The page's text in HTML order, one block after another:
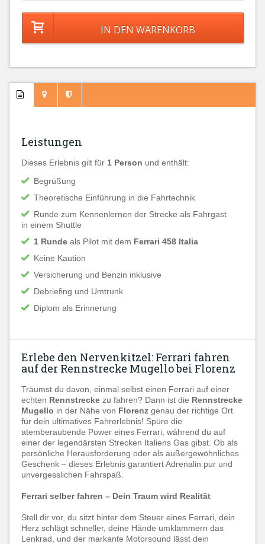
Leistungen
Dieses Erlebnis gilt für 1 Person und enthält:
Begrüßung
Theoretische Einführung in die Fahrtechnik
Runde zum Kennenlernen der Strecke als Fahrgast
in einem Shuttle
1 Runde als Pilot mit dem Ferrari 458 Italia
Keine Kaution
Versicherung und Benzin inklusive
Debriefing und Umtrunk
Diplom als Erinnerung
Erlebe den Nervenkitzel: Ferrari fahren
auf der Rennstrecke Mugello bei Florenz
Träumst du davon, einmal selbst einen Ferrari auf einer
echten Rennstrecke zu fahren? Dann ist die Rennstrecke
Mugello in der Nähe von Florenz genau der richtige Ort
für dein ultimatives Fahrerlebnis! Spüre die
atemberaubende Power eines Ferrari, während du auf
einer der legendärsten Strecken Italiens Gas gibst. Ob als
persönliche Herausforderung oder als außergewöhnliches
Geschenk – dieses Erlebnis garantiert Adrenalin pur und
unvergesslichen Fahrspaß.
Ferrari selber fahren – Dein Traum wird Realität
Stell dir vor, du sitzt hinter dem Steuer eines Ferrari, dein
Herz schlägt schneller, deine Hände umklammern das
Lenkrad, und der markante Motorsound lässt dein